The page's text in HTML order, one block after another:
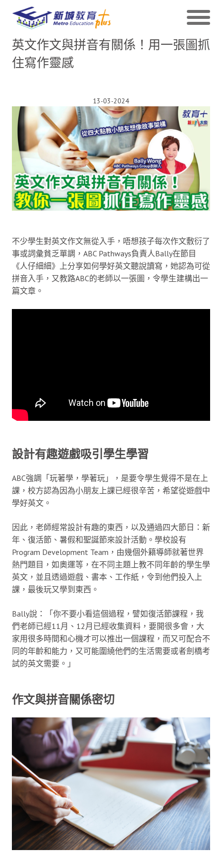
英文作文與拼音有關係！用一張圖抓
住寫作靈感
13-03-2024
不少學生對英文作文無從入手，唔想孩子每次作文敷衍了
事或詞彙貧乏單調，ABC Pathways負責人Bally在節目
《人仔細細》上分享如何學好英文聽說讀寫，她認為可從
拼音入手，又教路ABC的老師以一張圖，令學生建構出一
篇文章。
設計有趣遊戲吸引學生學習
ABC強調「玩著學，學著玩」，是要令學生覺得不是在上
課，校方認為因為小朋友上課已經很辛苦，希望從遊戲中
學好英文。
因此，老師經常設計有趣的東西，以及通過四大節日：新
年、復活節、暑假和聖誕節來設計活動。學校設有
Program Development Team，由幾個外籍導師就著世界
熱門題目，如奧運等，在不同主題上教不同年齡的學生學
英文，並且透過遊戲、書本、工作紙，令到他們投入上
課，最後玩又學到東西。
Bally說：「你不要小看這個過程，譬如復活節課程，我
們老師已經11月、12月已經收集資料，要開很多會，大
家用很多時間和心機才可以推出一個課程，而又可配合不
同的年齡和能力，又可能圍繞他們的生活需要或者劍橋考
試的英文需要。」
作文與拼音關係密切